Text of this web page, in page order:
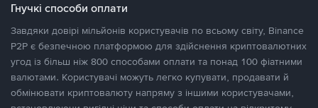
Гнучкі способи оплати
Завдяки довірі мільйонів користувачів по всьому світу, Binance
P2P є безпечною платформою для здійснення криптовалютних
угод із більш ніж 800 способами оплати та понад 100 фіатними
валютами. Користувачі можуть легко купувати, продавати й
обмінювати криптовалюту напряму з іншими користувачами,